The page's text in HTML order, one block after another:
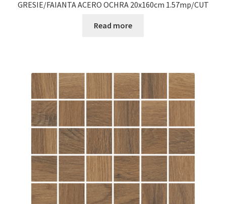
GRESIE/FAIANTA ACERO OCHRA 20x160cm 1.57mp/CUT
Read more